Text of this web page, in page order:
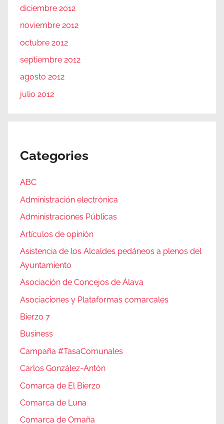
diciembre 2012
noviembre 2012
octubre 2012
septiembre 2012
agosto 2012
julio 2012
Categories
ABC
Administración electrónica
Administraciones Públicas
Artículos de opinión
Asistencia de los Alcaldes pedáneos a plenos del
Ayuntamiento
Asociación de Concejos de Álava
Asociaciones y Plataformas comarcales
Bierzo 7
Business
Campaña #TasaComunales
Carlos González-Antón
Comarca de El Bierzo
Comarca de Luna
Comarca de Omaña